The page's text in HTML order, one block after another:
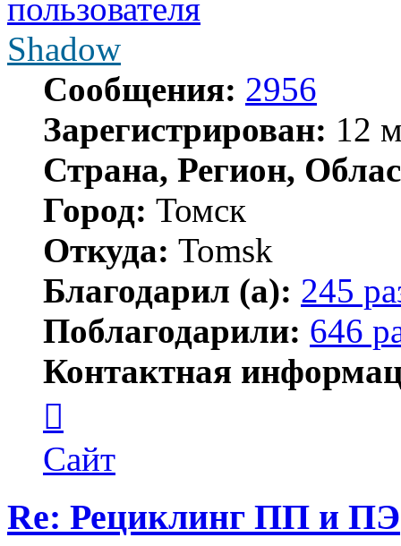
Shadow
Сообщения: 2956
Зарегистрирован: 12
Страна, Регион,
Город: Томск
Откуда: Tomsk
Благодарил (а): 245
Поблагодарили: 646
Контактная
пользователя
Shadow
Сайт
Re: Рециклинг ПП и ПЭ